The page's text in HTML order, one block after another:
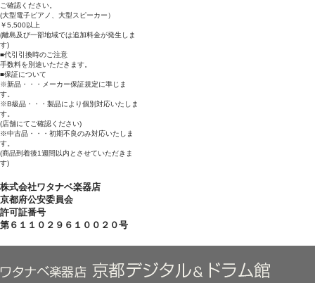
ご確認ください。
(大型電子ピアノ、大型スピーカー）
￥5,500以上
(離島及び一部地域では追加料金が発生しま
す)
■代引引換時のご注意
手数料を別途いただきます。
■保証について
※新品・・・メーカー保証規定に準じま
す。
※B級品・・・製品により個別対応いたしま
す。
(店舗にてご確認ください)
※中古品・・・初期不良のみ対応いたしま
す。
(商品到着後1週間以内とさせていただきま
す)
株式会社ワタナベ楽器店
京都府公安委員会
許可証番号
第６１１０２９６１００２０号